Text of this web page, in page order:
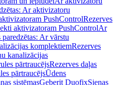
Ar aktivizatoru
PushControlRezerves
aktivizatoram PushControlAr
paredzētas: Ar vārstu
komplektiemRezerves
kanalizācijas
pārtraucējsRezerves daļas
pārtraucējsŪdens
sistēmasGeberit DuofixSienas